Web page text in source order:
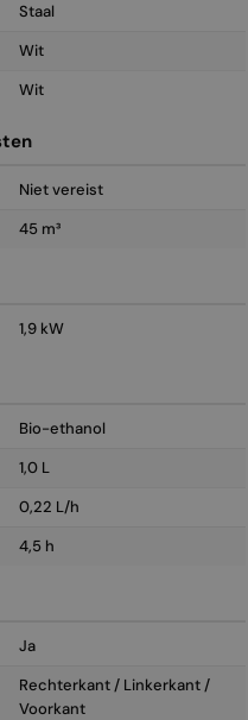
Staal
Wit
Wit
Niet vereist
45 m³
1,9 kW
Bio-ethanol
1,0 L
0,22 L/h
4,5 h
Ja
Rechterkant / Linkerkant /
Voorkant